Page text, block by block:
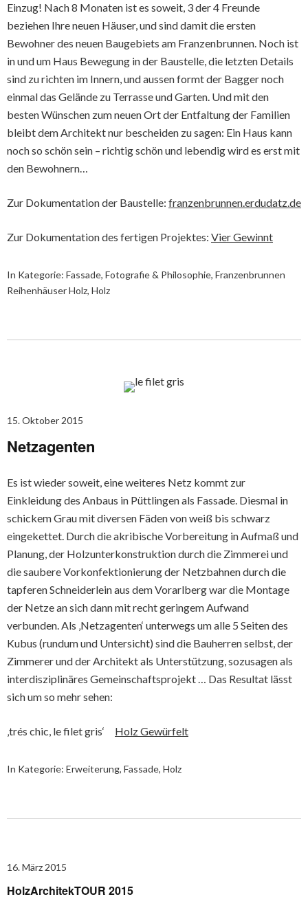
Einzug! Nach 8 Monaten ist es soweit, 3 der 4 Freunde
beziehen Ihre neuen Häuser, und sind damit die ersten
Bewohner des neuen Baugebiets am Franzenbrunnen. Noch ist
in und um Haus Bewegung in der Baustelle, die letzten Details
sind zu richten im Innern, und aussen formt der Bagger noch
einmal das Gelände zu Terrasse und Garten. Und mit den
besten Wünschen zum neuen Ort der Entfaltung der Familien
bleibt dem Architekt nur bescheiden zu sagen: Ein Haus kann
noch so schön sein – richtig schön und lebendig wird es erst mit
den Bewohnern…
Zur Dokumentation der Baustelle: franzenbrunnen.erdudatz.de
Zur Dokumentation des fertigen Projektes: Vier Gewinnt
In Kategorie: Fassade, Fotografie & Philosophie, Franzenbrunnen
Reihenhäuser Holz, Holz
15. Oktober 2015
Netzagenten
Es ist wieder soweit, eine weiteres Netz kommt zur
Einkleidung des Anbaus in Püttlingen als Fassade. Diesmal in
schickem Grau mit diversen Fäden von weiß bis schwarz
eingekettet. Durch die akribische Vorbereitung in Aufmaß und
Planung, der Holzunterkonstruktion durch die Zimmerei und
die saubere Vorkonfektionierung der Netzbahnen durch die
tapferen Schneiderlein aus dem Vorarlberg war die Montage
der Netze an sich dann mit recht geringem Aufwand
verbunden. Als ‚Netzagenten‘ unterwegs um alle 5 Seiten des
Kubus (rundum und Untersicht) sind die Bauherren selbst, der
Zimmerer und der Architekt als Unterstützung, sozusagen als
interdisziplinäres Gemeinschaftsprojekt … Das Resultat lässt
sich um so mehr sehen:
‚trés chic, le filet gris‘ Holz Gewürfelt
In Kategorie: Erweiterung, Fassade, Holz
16. März 2015
HolzArchitekTOUR 2015